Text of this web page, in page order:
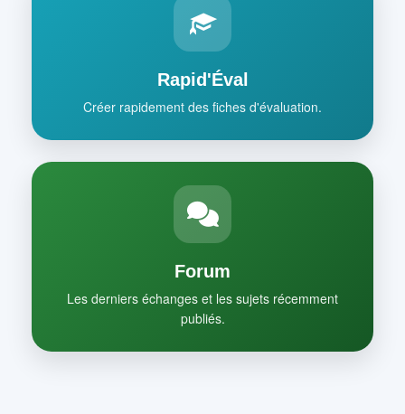
Rapid'Éval
Créer rapidement des fiches d'évaluation.
Forum
Les derniers échanges et les sujets récemment
publiés.